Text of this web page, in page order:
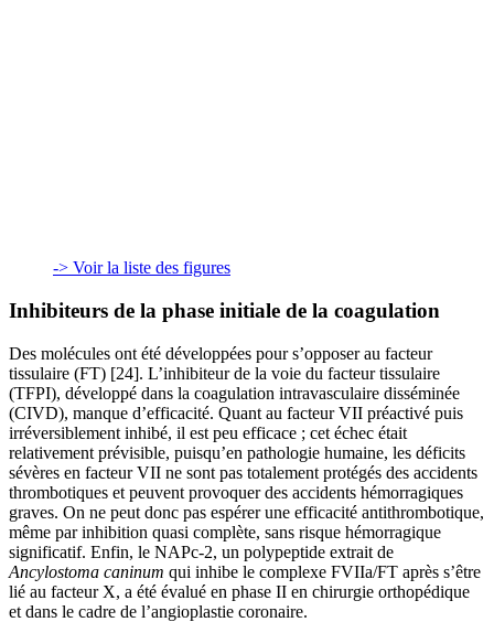
-> Voir la liste des figures
Inhibiteurs de la phase initiale de la coagulation
Des molécules ont été développées pour s’opposer au facteur
tissulaire (FT) [24]. L’inhibiteur de la voie du facteur tissulaire
(TFPI), développé dans la coagulation intravasculaire disséminée
(CIVD), manque d’efficacité. Quant au facteur VII préactivé puis
irréversiblement inhibé, il est peu efficace ; cet échec était
relativement prévisible, puisqu’en pathologie humaine, les déficits
sévères en facteur VII ne sont pas totalement protégés des accidents
thrombotiques et peuvent provoquer des accidents hémorragiques
graves. On ne peut donc pas espérer une efficacité antithrombotique,
même par inhibition quasi complète, sans risque hémorragique
significatif. Enfin, le NAPc-2, un polypeptide extrait de
Ancylostoma caninum qui inhibe le complexe FVIIa/FT après s’être
lié au facteur X, a été évalué en phase II en chirurgie orthopédique
et dans le cadre de l’angioplastie coronaire.